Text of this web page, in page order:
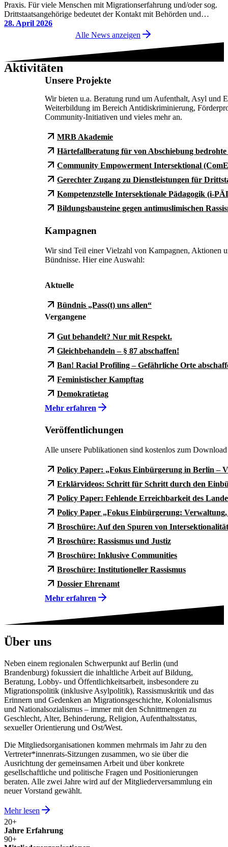
Praxis. Für viele Menschen mit Migrationserfahrung und/oder sog.
Drittstaatsangehörige bedeutet der Kontakt mit Behörden und…
28. April 2026
Alle News anzeigen
Aktivitäten
Unsere Projekte
Wir bieten u.a. Beratung rund um Aufenthalt, Asyl und
Weiterbildung im Bereich Antidiskriminierung,
Community-Initiativen und vieles mehr an.
MRB Akademie
Härtefallberatung für von Abschiebung bedrohte
Community Empowerment Intersektional
Gerechter Zugang zu Dienstleistungen für
Kompetenzstelle Intersektionale Pädagogik (i-
Bildungsbausteine gegen antimuslimischen
Kampagnen
Wir sind Teil einer Vielzahl von Kampagnen, Aktionen
Bündnisse. Hier eine Auswahl:
Aktuelle
Bündnis „Pass(t) uns allen“
Vergangene
Gut behandelt? Nur mit Respekt.
Gleichbehandeln – § 87 abschaffen!
Ban! Racial Profiling – Gefährliche Orte
Feministischer Kampftag
Demokratietag
Mehr erfahren
Veröffentlichungen
Alle unsere Publikationen sind kostenlos zum
Policy Paper: „Fokus Einbürgerung in Berlin –
Erklärvideos: Schritt für Schritt durch den
Policy Paper: Fehlende Erreichbarkeit des
Policy Paper „Fokus Einbürgerung:
Broschüre: Auf den Spuren von Intersektionalität
Broschüre: Rassismus und Justiz
Broschüre: Inklusive Communities
Broschüre: Institutioneller Rassismus
Dossier Ehrenamt
Mehr erfahren
Über uns
Neben einem regionalen Schwerpunkt auf Berlin (und
Brandenburg) fokussiert die inhaltliche Arbeit auf Bildung,
Beratung, Lobby- und Öffentlichkeitsarbeit, insbesondere zu
Migrationspolitik (inklusive Asylpolitik), Rassismuskritik und das
Erinnern und Gedenken an Migrationsgeschichte, Kolonialismus
und Nationalsozialismus – immer mit den Schnittmengen zu
Geschlecht, Alter, Behinderung, Religion, Aufenthaltsstatus,
sexueller Orientierung und Ost/West.
Die Mitgliedsorganisationen kommen mehrmals im Jahr zu den
Vertreter*innenrats-Sitzungen zusammen, wo sie über die
Ausrichtung der gemeinsamen Arbeit und über konkrete
gesellschaftliche und politische Fragen und Positionierungen
beraten. Alle zwei Jahre wird auf der Mitgliederversammlung ein
neuer Vorstand gewählt.
Mehr lesen
20+
Jahre Erfahrung
90+